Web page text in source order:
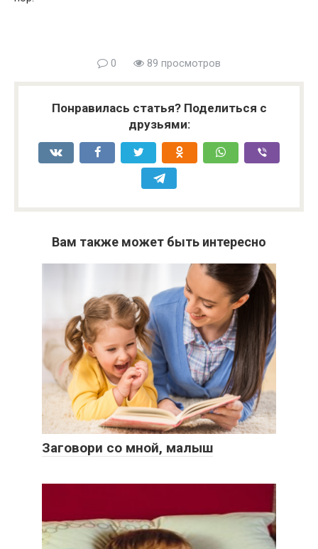
0 89 просмотров
Понравилась статья? Поделиться с
друзьями:
Вам также может быть интересно
Заговори со мной, малыш